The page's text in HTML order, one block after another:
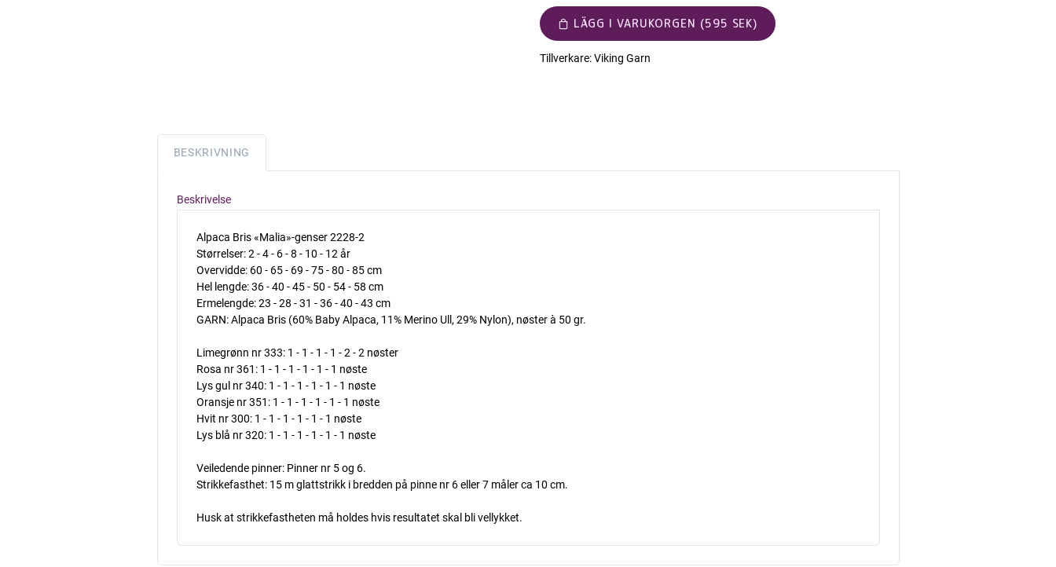
LÄGG I VARUKORGEN (595 SEK)
Tillverkare:Viking Garn
BESKRIVNING
Beskrivelse
Alpaca Bris «Malia»-genser 2228-2
Størrelser: 2 - 4 - 6 - 8 - 10 - 12 år
Overvidde: 60 - 65 - 69 - 75 - 80 - 85 cm
Hel lengde: 36 - 40 - 45 - 50 - 54 - 58 cm
Ermelengde: 23 - 28 - 31 - 36 - 40 - 43 cm
GARN: Alpaca Bris (60% Baby Alpaca, 11% Merino Ull, 29% Nylon), nøster à 50 gr.
Limegrønn nr 333: 1 - 1 - 1 - 1 - 2 - 2 nøster
Rosa nr 361: 1 - 1 - 1 - 1 - 1 - 1 nøste
Lys gul nr 340: 1 - 1 - 1 - 1 - 1 - 1 nøste
Oransje nr 351: 1 - 1 - 1 - 1 - 1 - 1 nøste
Hvit nr 300: 1 - 1 - 1 - 1 - 1 - 1 nøste
Lys blå nr 320: 1 - 1 - 1 - 1 - 1 - 1 nøste
Veiledende pinner: Pinner nr 5 og 6.
Strikkefasthet: 15 m glattstrikk i bredden på pinne nr 6 eller 7 måler ca 10 cm.
Husk at strikkefastheten må holdes hvis resultatet skal bli vellykket.